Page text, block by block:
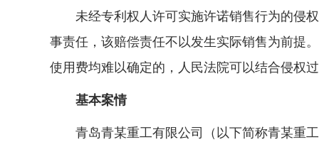
未经专利权人许可实施许诺销售行为的侵权
事责任，该赔偿责任不以发生实际销售为前提
使用费均难以确定的，人民法院可以结合侵权
基本案情
青岛青某重工有限公司（以下简称青某重工